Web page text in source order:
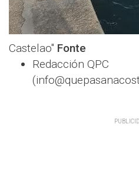
Castelao" Fonte
Redacción QPC